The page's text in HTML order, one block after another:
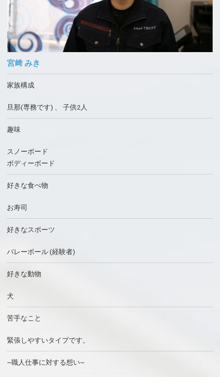
宮﨑 みき
家族構成
旦那(専務です) 、 子供2人
趣味
スノーボード
ボディーボード
好きな食べ物
お寿司
好きなスポーツ
バレーボール (経験者)
好きな動物
犬
苦手なこと
緊張しやすいタイプです。
~職人仕事に対する想い~